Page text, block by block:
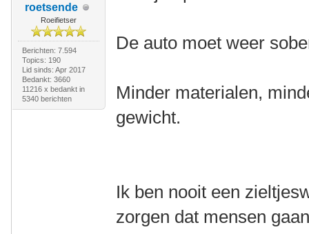
roetsende
Roeifietser
Berichten: 7.594
Topics: 190
Lid sinds: Apr 2017
Bedankt: 3660
11216 x bedankt in
5340 berichten
De auto moet weer
Minder materialen,
gewicht.
Ik ben nooit een
zorgen dat mensen